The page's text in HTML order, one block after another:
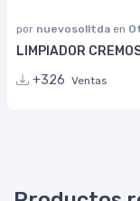
por nuevosolltda en
LIMPIADOR
+326 Ventas